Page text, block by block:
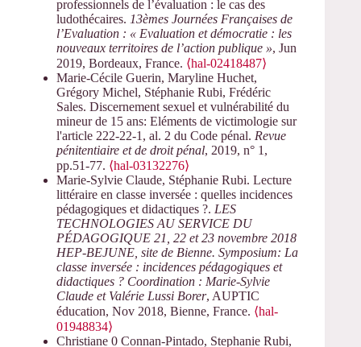
professionnels de l’évaluation : le cas des
ludothécaires. 13èmes Journées Françaises de
l’Evaluation : « Evaluation et démocratie : les
nouveaux territoires de l’action publique », Jun
2019, Bordeaux, France. ⟨hal-02418487⟩
Marie-Cécile Guerin, Maryline Huchet,
Grégory Michel, Stéphanie Rubi, Frédéric
Sales. Discernement sexuel et vulnérabilité du
mineur de 15 ans: Eléments de victimologie sur
l'article 222-22-1, al. 2 du Code pénal. Revue
pénitentiaire et de droit pénal, 2019, n° 1,
pp.51-77. ⟨hal-03132276⟩
Marie-Sylvie Claude, Stéphanie Rubi. Lecture
littéraire en classe inversée : quelles incidences
pédagogiques et didactiques ?. LES
TECHNOLOGIES AU SERVICE DU
PÉDAGOGIQUE 21, 22 et 23 novembre 2018
HEP-BEJUNE, site de Bienne. Symposium: La
classe inversée : incidences pédagogiques et
didactiques ? Coordination : Marie-Sylvie
Claude et Valérie Lussi Borer, AUPTIC
éducation, Nov 2018, Bienne, France. ⟨hal-
01948834⟩
Christiane 0 Connan-Pintado, Stephanie Rubi,